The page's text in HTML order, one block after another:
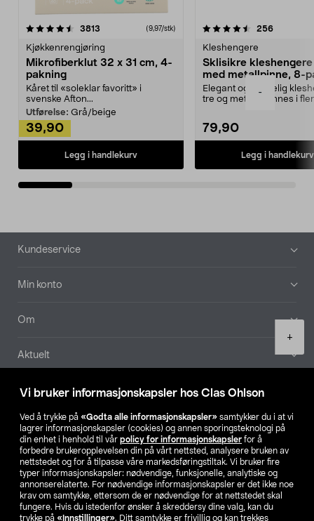
Vi bruker informasjonskapsler hos Clas Ohlson
Ved å trykke på «Godta alle informasjonskapsler» samtykker du i at vi
lagrer informasjonskapsler (cookies) og annen sporingsteknologi på
din enhet i henhold til vår policy for informasjonskapsler for å
forbedre brukeropplevelsen din på vårt nettsted, analysere bruken av
nettstedet og for å tilpasse våre markedsføringstiltak. Vi bruker fire
typer informasjonskapsler: nødvendige, funksjonelle, analytiske og
annonserelaterte. For nødvendige informasjonskapsler er det ikke noe
krav om samtykke, ettersom de er nødvendige for at nettstedet skal
fungere. Hvis du istedenfor ønsker å skreddersy dine valg, kan du
trykke på «Innstillinger». Ditt samtykke er frivillig og kan trekkes
-
+
3813 anmeldelser(9,97/stk)
Kjøkkenrengjøring
Mikrofiberklut 32 x 31 cm, 4-
pakning
Kåret til «soleklar favoritt» i
svenske Afton...
Utførelse: Grå/beige
39,90
Legg i handlekurv
4.5av 5 stjerner 256
Kleshengere
Sklisikre
med metallpinne, 8-
Elegant og skikkelig
tre og metall – finnes i
79,90
Legg i handlekurv
4.5av 5 stjerner
Bunntekst
Kundeservice
Min konto
Om
Aktuelt
Våre selskaper
Finn din butikk
SE NO FI